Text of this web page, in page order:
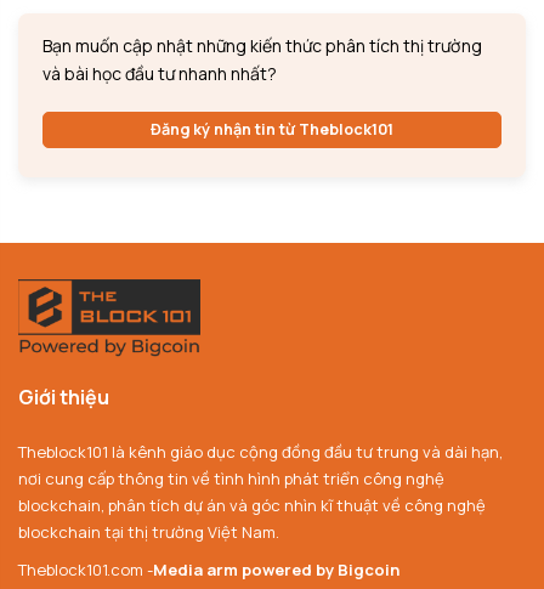
Bạn muốn cập nhật những kiến thức phân tích thị trường
và bài học đầu tư nhanh nhất?
Đăng ký nhận tin từ Theblock101
Giới thiệu
Theblock101 là kênh giáo dục cộng đồng đầu tư trung và dài hạn,
nơi cung cấp thông tin về tình hình phát triển công nghệ
blockchain, phân tích dự án và góc nhìn kĩ thuật về công nghệ
blockchain tại thị trường Việt Nam.
Theblock101.com -Media arm powered by Bigcoin